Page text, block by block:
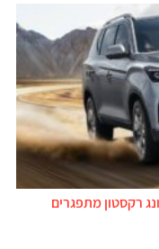
רקסטון מתפגרים